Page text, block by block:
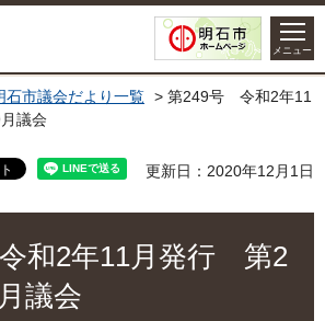
メニュー
石市議会だより一覧 > 第249号 令和2年11
議会
更新日：2020年12月1日
和2年11月発行 第2
議会